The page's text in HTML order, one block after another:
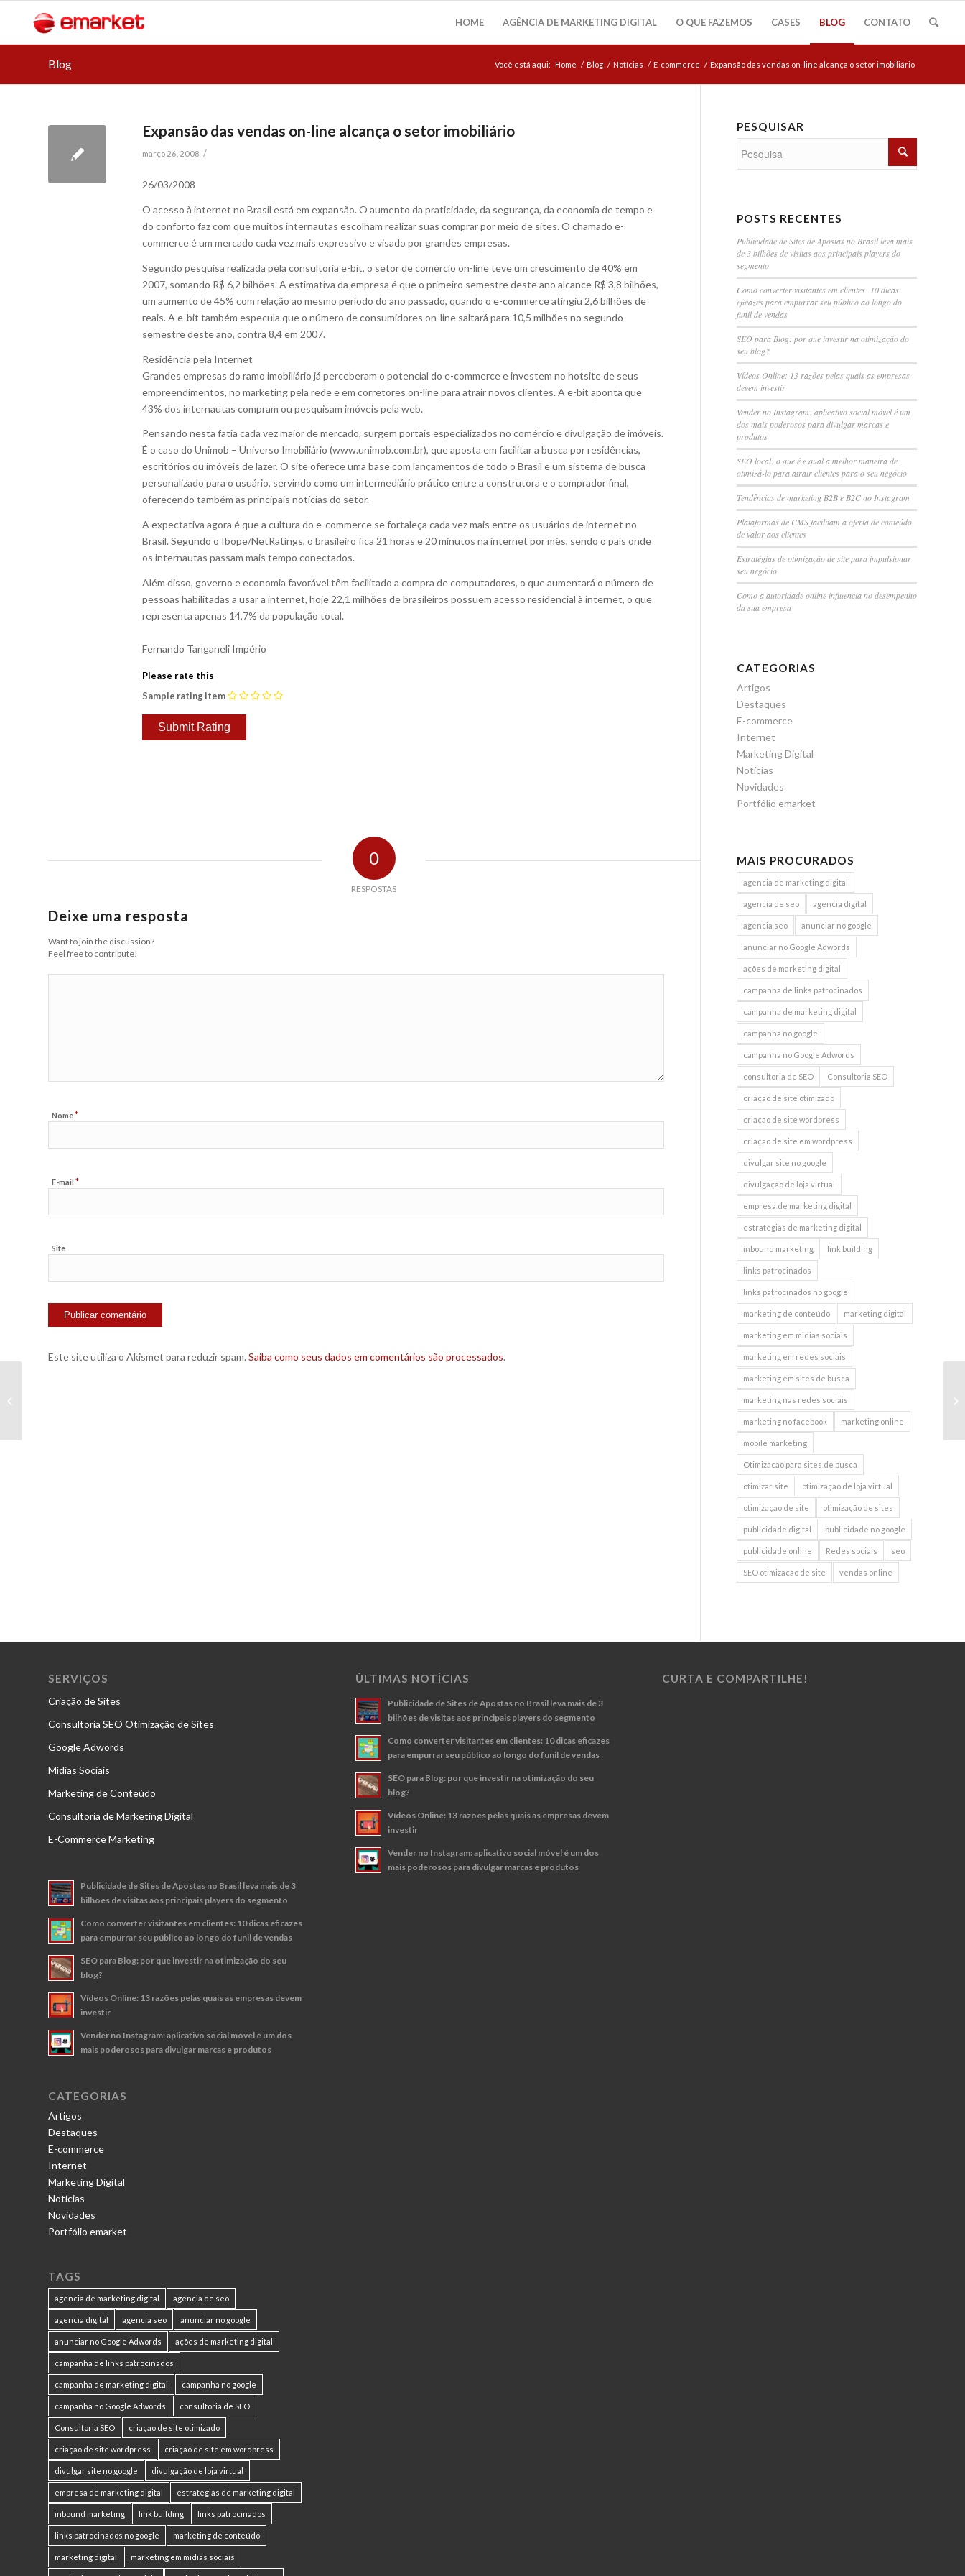
HOME AGÊNCIA DE MARKETING DIGITAL O QUE FAZEMOS CASES BLOG CONTATO
Blog Você está aqui: Home / Blog / Notícias / E-commerce / Expansão das vendas on-line alcança o setor imobiliário
Expansão das vendas on-line alcança o setor imobiliário
março 26, 2008 /
26/03/2008
O acesso à internet no Brasil está em expansão. O aumento da praticidade, da segurança, da economia de tempo e
do conforto faz com que muitos internautas escolham realizar suas comprar por meio de sites. O chamado e-
commerce é um mercado cada vez mais expressivo e visado por grandes empresas.
Segundo pesquisa realizada pela consultoria e-bit, o setor de comércio on-line teve um crescimento de 40% em
2007, somando R$ 6,2 bilhões. A estimativa da empresa é que o primeiro semestre deste ano alcance R$ 3,8 bilhões,
um aumento de 45% com relação ao mesmo período do ano passado, quando o e-commerce atingiu 2,6 bilhões de
reais. A e-bit também especula que o número de consumidores on-line saltará para 10,5 milhões no segundo
semestre deste ano, contra 8,4 em 2007.
Residência pela Internet
Grandes empresas do ramo imobiliário já perceberam o potencial do e-commerce e investem no hotsite de seus
empreendimentos, no marketing pela rede e em corretores on-line para atrair novos clientes. A e-bit aponta que
43% dos internautas compram ou pesquisam imóveis pela web.
Pensando nesta fatia cada vez maior de mercado, surgem portais especializados no comércio e divulgação de imóveis.
É o caso do Unimob – Universo Imobiliário (www.unimob.com.br), que aposta em facilitar a busca por residências,
escritórios ou imóveis de lazer. O site oferece uma base com lançamentos de todo o Brasil e um sistema de busca
personalizado para o usuário, servindo como um intermediário prático entre a construtora e o comprador final,
oferecendo também as principais notícias do setor.
A expectativa agora é que a cultura do e-commerce se fortaleça cada vez mais entre os usuários de internet no
Brasil. Segundo o Ibope/NetRatings, o brasileiro fica 21 horas e 20 minutos na internet por mês, sendo o país onde
os internautas passam mais tempo conectados.
Além disso, governo e economia favorável têm facilitado a compra de computadores, o que aumentará o número de
pessoas habilitadas a usar a internet, hoje 22,1 milhões de brasileiros possuem acesso residencial à internet, o que
representa apenas 14,7% da população total.
Fernando Tanganeli Império
Please rate this
Sample rating item
0
RESPOSTAS
Deixe uma resposta
Want to join the discussion?
Feel free to contribute!
Nome*
E-mail *
Site
Este site utiliza o Akismet para reduzir spam. Saiba como seus dados em comentários são processados.
PESQUISAR
POSTS RECENTES
Publicidade de Sites de Apostas no Brasil leva mais
de 3 bilhões de visitas aos principais players do
segmento
Como converter visitantes em clientes: 10 dicas
eficazes para empurrar seu público ao longo do
funil de vendas
SEO para Blog: por que investir na otimização do
seu blog?
Vídeos Online: 13 razões pelas quais as empresas
devem investir
Vender no Instagram: aplicativo social móvel é um
dos mais poderosos para divulgar marcas e
produtos
SEO local: o que é e qual a melhor maneira de
otimizá-lo para atrair clientes para o seu negócio
Tendências de marketing B2B e B2C no Instagram
Plataformas de CMS facilitam a oferta de conteúdo
de valor aos clientes
Estratégias de otimização de site para impulsionar
seu negócio
Como a autoridade online influencia no desempenho
da sua empresa
CATEGORIAS
Artigos
Destaques
E-commerce
Internet
Marketing Digital
Notícias
Novidades
Portfólio emarket
MAIS PROCURADOS
agencia de marketing digital
agencia de seo agencia digital
agencia seo anunciar no google
anunciar no Google Adwords
ações de marketing digital
campanha de links patrocinados
campanha de marketing digital
campanha no google
campanha no Google Adwords
consultoria de SEO Consultoria SEO
criaçao de site otimizado
criaçao de site wordpress
criação de site em wordpress
divulgar site no google
divulgação de loja virtual
empresa de marketing digital
estratégias de marketing digital
inbound marketing link building
links patrocinados
links patrocinados no google
marketing de conteúdo marketing digital
marketing em midias sociais
marketing em redes sociais
marketing em sites de busca
marketing nas redes sociais
marketing no facebook marketing online
mobile marketing
Otimizacao para sites de busca
otimizar site otimizaçao de loja virtual
otimizaçao de site otimização de sites
publicidade digital publicidade no google
publicidade online Redes sociais seo
SEO otimizacao de site vendas online
SERVIÇOS
Criação de Sites
Consultoria SEO Otimização de Sites
Google Adwords
Mídias Sociais
Marketing de Conteúdo
Consultoria de Marketing Digital
E-Commerce Marketing
Publicidade de Sites de Apostas no Brasil leva mais de 3
bilhões de visitas aos principais players do segmento
Como converter visitantes em clientes: 10 dicas eficazes
para empurrar seu público ao longo do funil de vendas
SEO para Blog: por que investir na otimização do seu
blog?
Vídeos Online: 13 razões pelas quais as empresas devem
investir
Vender no Instagram: aplicativo social móvel é um dos
mais poderosos para divulgar marcas e produtos
CATEGORIAS
Artigos
Destaques
E-commerce
Internet
Marketing Digital
Notícias
Novidades
Portfólio emarket
TAGS
agencia de marketing digital agencia de seo
agencia digital agencia seo anunciar no google
anunciar no Google Adwords ações de marketing digital
campanha de links patrocinados
campanha de marketing digital campanha no google
campanha no Google Adwords consultoria de SEO
Consultoria SEO criaçao de site otimizado
criaçao de site wordpress criação de site em wordpress
divulgar site no google divulgação de loja virtual
empresa de marketing digital estratégias de marketing digital
inbound marketing link building links patrocinados
links patrocinados no google marketing de conteúdo
marketing digital marketing em midias sociais
ÚLTIMAS NOTÍCIAS
Publicidade de Sites de Apostas no Brasil leva mais de 3
bilhões de visitas aos principais players do segmento
Como converter visitantes em clientes: 10 dicas eficazes
para empurrar seu público ao longo do funil de vendas
SEO para Blog: por que investir na otimização do seu
blog?
Vídeos Online: 13 razões pelas quais as empresas devem
investir
Vender no Instagram: aplicativo social móvel é um dos
mais poderosos para divulgar marcas e produtos
CURTA E COMPARTILHE!